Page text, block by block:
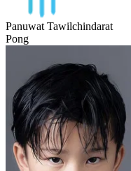
Panuwat Tawilchindarat
Pong